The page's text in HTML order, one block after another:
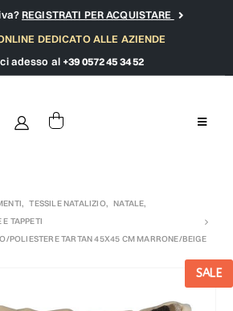
REGISTRATI PER ACQUISTARE
DEDICATO ALLE AZIENDE
adesso al +39 0572 45 34 52
, TESSILE NATALIZIO, NATALE,
TAPPETI
POLIESTERE TARTAN 45X45 CM MARRONE/BEIGE
SALE